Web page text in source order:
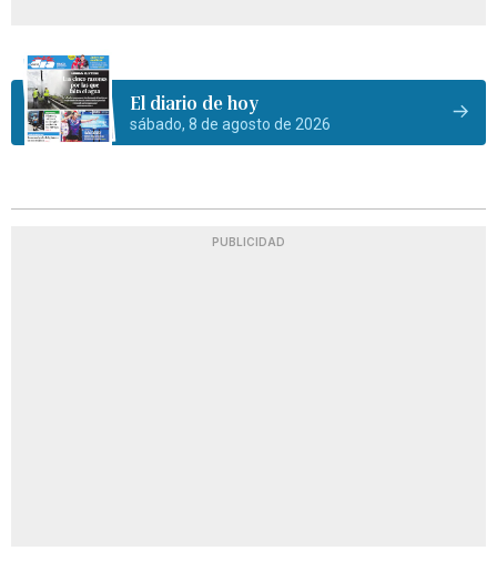
El diario de hoy
sábado, 8 de agosto de 2026
PUBLICIDAD